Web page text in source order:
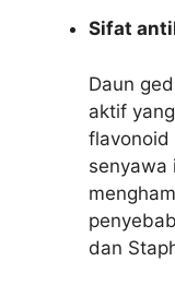
Sifat
Daun
aktif
flavonoid
senyawa
dan